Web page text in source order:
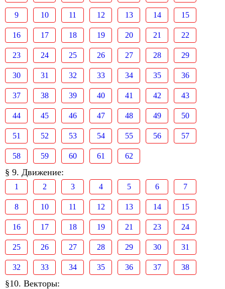
9 10 11 12 13 14 15
16 17 18 19 20 21 22
23 24 25 26 27 28 29
30 31 32 33 34 35 36
37 38 39 40 41 42 43
44 45 46 47 48 49 50
51 52 53 54 55 56 57
58 59 60 61 62
§ 9. Движение:
1 2 3 4 5 6 7
8 10 11 12 13 14 15
16 17 18 19 21 23 24
25 26 27 28 29 30 31
32 33 34 35 36 37 38
§10. Векторы: